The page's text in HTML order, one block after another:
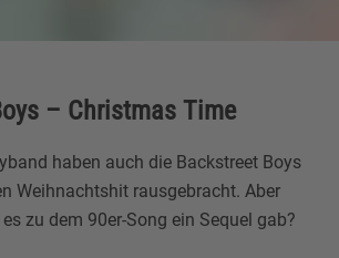
– Christmas Time
haben auch die Backstreet Boys
Weihnachtshit rausgebracht. Aber
zu dem 90er-Song ein Sequel gab?